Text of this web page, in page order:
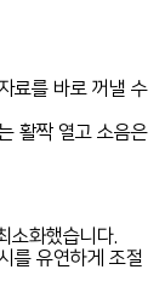
료를 바로 꺼낼 수
활짝 열고 소음은
소화했습니다.
를 유연하게 조절